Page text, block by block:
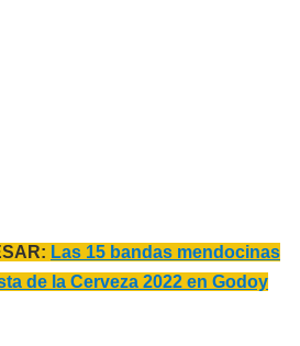
Las 15 bandas mendocinas
de la Cerveza 2022 en Godoy